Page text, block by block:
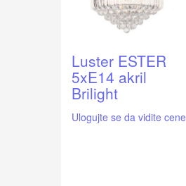
Luster ESTER
5xE14 akril
Brilight
Ulogujte se da vidite cene